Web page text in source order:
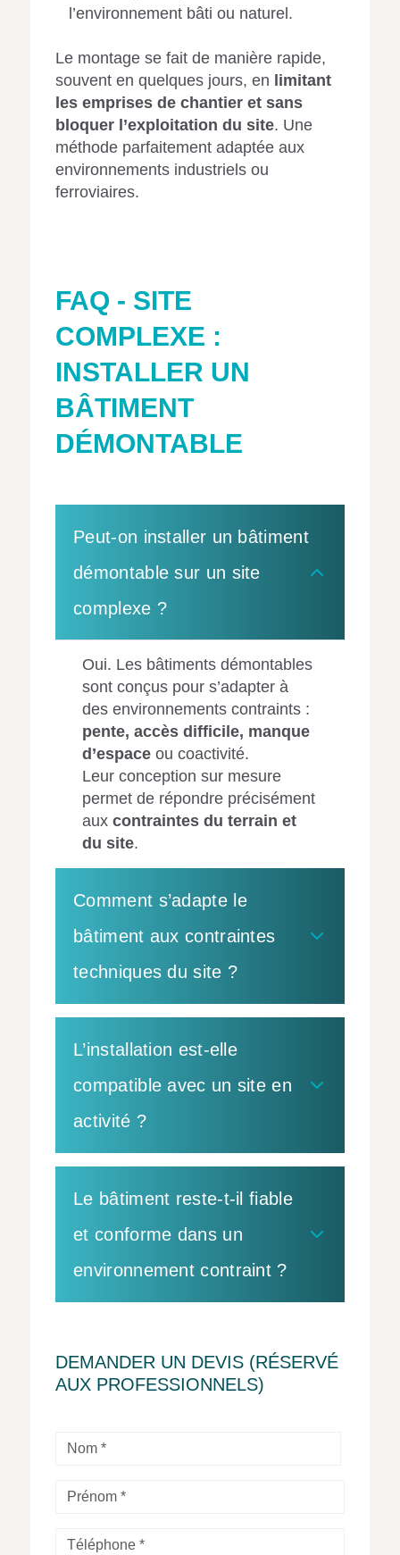
l’environnement bâti ou naturel.
Le montage se fait de manière rapide,
souvent en quelques jours, en limitant
les emprises de chantier et sans
bloquer l’exploitation du site. Une
méthode parfaitement adaptée aux
environnements industriels ou
ferroviaires.
FAQ - SITE
COMPLEXE :
INSTALLER UN
BÂTIMENT
DÉMONTABLE
Peut-on installer un bâtiment
démontable sur un site
complexe ?
Oui. Les bâtiments démontables
sont conçus pour s’adapter à
des environnements contraints :
pente, accès difficile, manque
d’espace ou coactivité.
Leur conception sur mesure
permet de répondre précisément
auxcontraintes du terrain et
du site.
Comment s’adapte le
bâtiment aux contraintes
techniques du site ?
L’installation est-elle
compatible avec un site en
activité ?
Le bâtiment reste-t-il fiable
et conforme dans un
environnement contraint ?
DEMANDER UN DEVIS (RÉSERVÉ
AUX PROFESSIONNELS)
Nom
Prénom
Téléphone